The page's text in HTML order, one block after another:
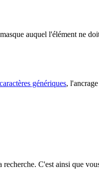
auquel l'élément ne
caractères génériques, l'ancrage
C'est ainsi que